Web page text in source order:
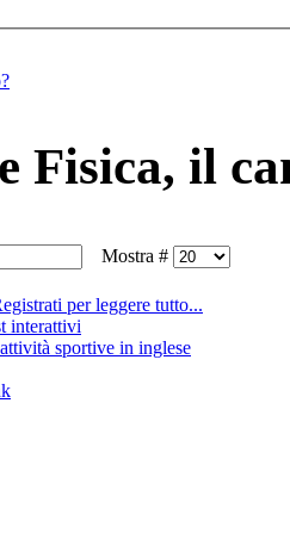
Fisica, il
Mostra #
per leggere tutto...
interattivi
sportive in inglese